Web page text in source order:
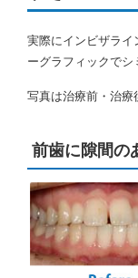
実際にインビザライ
ーグラフィックでシ
写真は治療前・治療
前歯に隙間の